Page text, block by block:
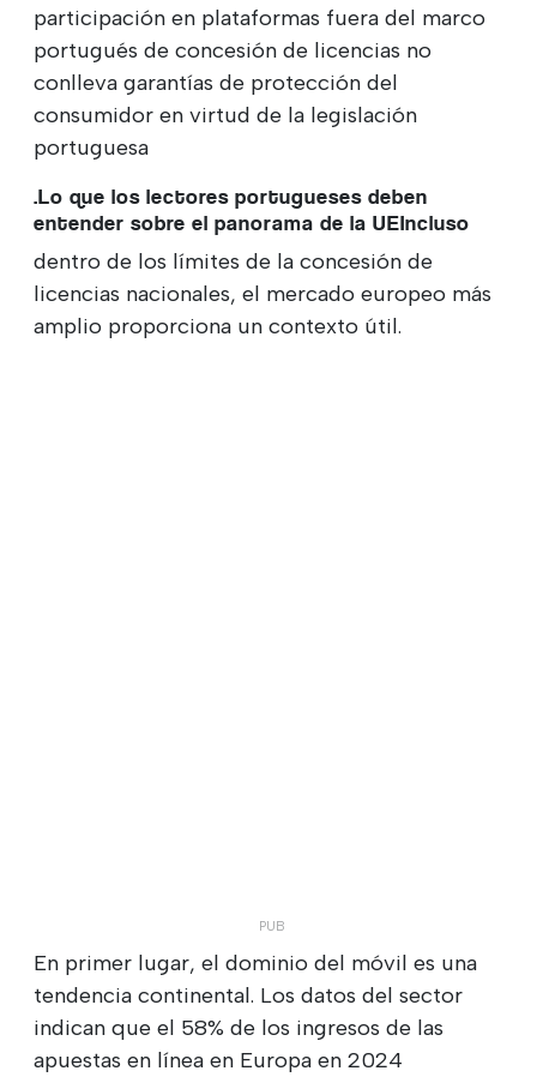
participación en plataformas fuera del marco
portugués de concesión de licencias no
conlleva garantías de protección del
consumidor en virtud de la legislación
portuguesa
.Lo que los lectores portugueses deben
entender sobre el panorama de la UEIncluso
dentro de los límites de la concesión de
licencias nacionales, el mercado europeo más
amplio proporciona un contexto útil.
En primer lugar, el dominio del móvil es una
tendencia continental. Los datos del sector
indican que el 58% de los ingresos de las
apuestas en línea en Europa en 2024